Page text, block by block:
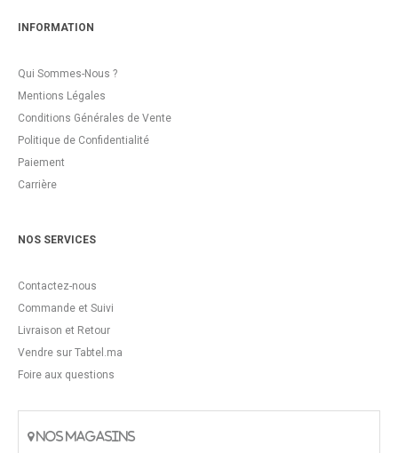
INFORMATION
Qui Sommes-Nous ?
Mentions Légales
Conditions Générales de Vente
Politique de Confidentialité
Paiement
Carrière
NOS SERVICES
Contactez-nous
Commande et Suivi
Livraison et Retour
Vendre sur Tabtel.ma
Foire aux questions
NOS MAGASINS